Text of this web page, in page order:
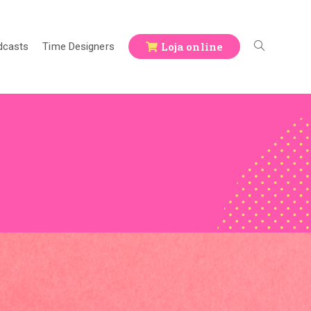
Time Designers Loja online